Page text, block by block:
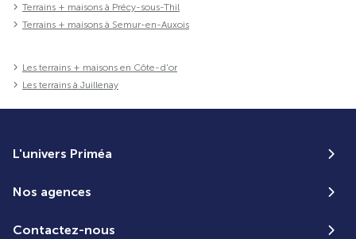
Terrains + maisons à Précy-sous-Thil
Terrains + maisons à Semur-en-Auxois
Les terrains + maisons en Côte-d'or
Les terrains à Juillenay
L'univers Priméa
Nos agences
Contactez-nous